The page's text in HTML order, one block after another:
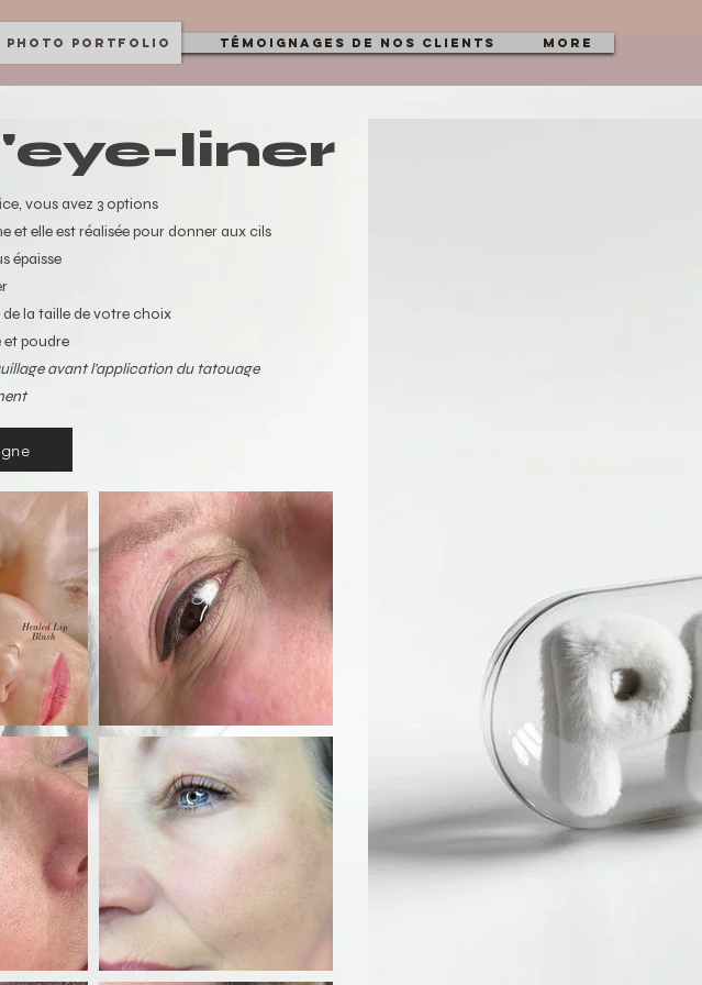
Photo Portfolio Témoignages de nos clients More
liner
vous avez 3 options
et elle est réalisée pour donner aux cils
épaisse
de la taille de votre choix
et poudre
avant l'application du tatouage